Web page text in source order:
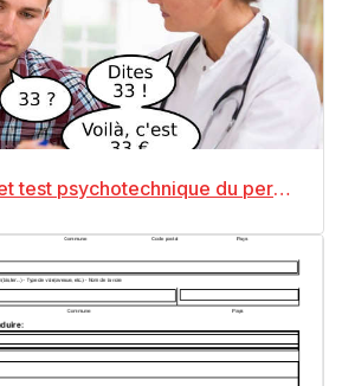
Visite médicale et test psychotechnique du permis de conduire